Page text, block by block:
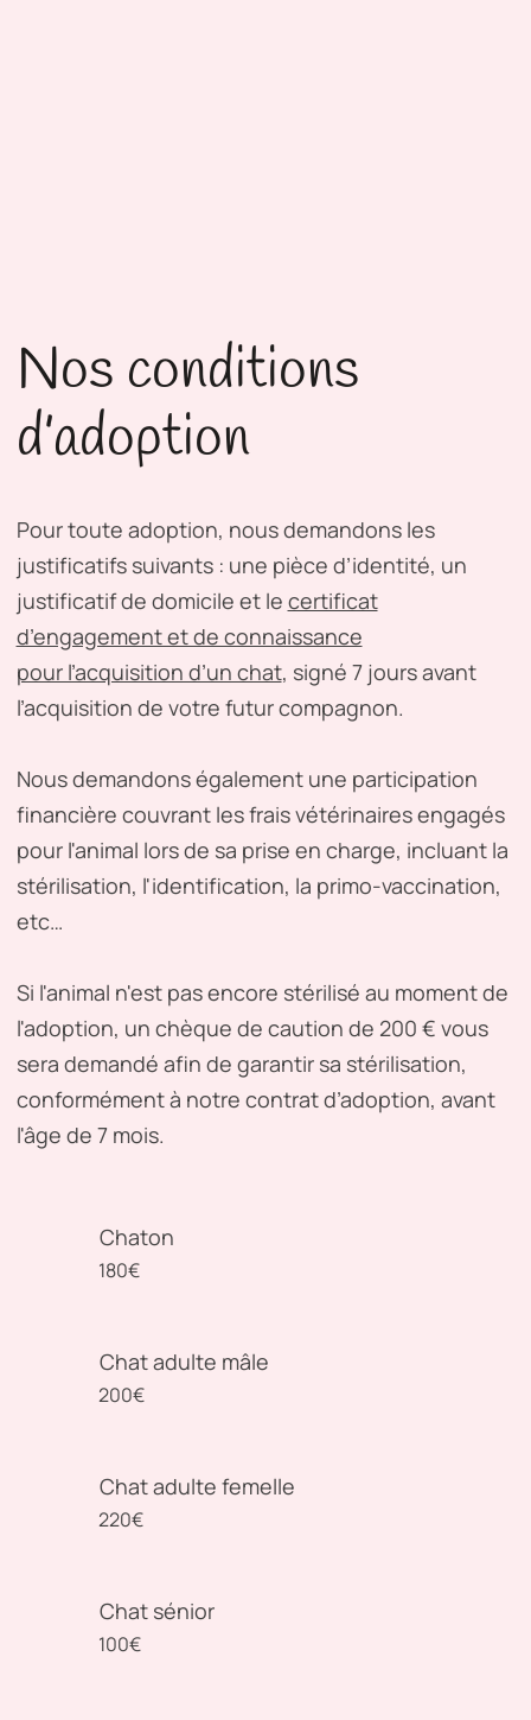
Nos conditions
d’adoption
Pour toute adoption, nous demandons les
justificatifs suivants : une pièce d’identité, un
justificatif de domicile et le certificat
d’engagement et de connaissance
pour l’acquisition d’un chat, signé 7 jours avant
l’acquisition de votre futur compagnon.
Nous demandons également une participation
financière couvrant les frais vétérinaires engagés
pour l'animal lors de sa prise en charge, incluant la
stérilisation, l'identification, la primo-vaccination,
etc…
Si l'animal n'est pas encore stérilisé au moment de
l'adoption, un chèque de caution de 200 € vous
sera demandé afin de garantir sa stérilisation,
conformément à notre contrat d’adoption, avant
l'âge de 7 mois.
Chaton
180€
Chat adulte mâle
200€
Chat adulte femelle
220€
Chat sénior
100€